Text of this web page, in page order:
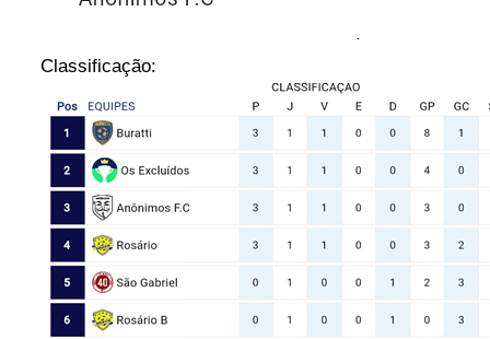
Classificação: